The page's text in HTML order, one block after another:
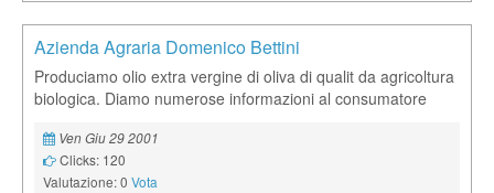
Azienda Agraria Domenico Bettini
Produciamo olio extra vergine di oliva di qualit da agricoltura
biologica. Diamo numerose informazioni al consumatore
Ven Giu 29 2001
Clicks: 120
Valutazione: 0 Vota